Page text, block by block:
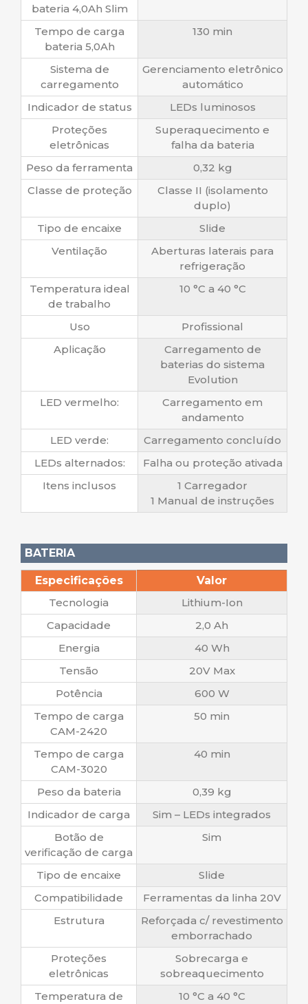
bateria 4,0Ah Slim
Tempo de carga
bateria 5,0Ah
130 min
Sistema de
carregamento
Gerenciamento eletrônico
automático
Indicador de status
LEDs luminosos
Proteções
eletrônicas
Superaquecimento e
falha da bateria
Peso da ferramenta
0,32 kg
Classe de proteção
Classe II (isolamento
duplo)
Tipo de encaixe
Slide
Ventilação
Aberturas laterais para
refrigeração
Temperatura ideal
de trabalho
10 °C a 40 °C
Uso
Profissional
Aplicação
Carregamento de
baterias do sistema
Evolution
LED vermelho:
Carregamento em
andamento
LED verde:
Carregamento concluído
LEDs alternados:
Falha ou proteção ativada
Itens inclusos
1 Carregador
1 Manual de instruções
Especificações
Valor
Tecnologia
Lithium-Ion
Capacidade
2,0 Ah
Energia
40 Wh
Tensão
20V Max
Potência
600 W
Tempo de carga
CAM-2420
50 min
Tempo de carga
CAM-3020
40 min
Peso da bateria
0,39 kg
Indicador de carga
Sim – LEDs integrados
Botão de
verificação de carga
Sim
Tipo de encaixe
Slide
Compatibilidade
Ferramentas da linha 20V
Estrutura
Reforçada c/ revestimento
emborrachado
Proteções
eletrônicas
Sobrecarga e
sobreaquecimento
Temperatura de
10 °C a 40 °C
BATERIA